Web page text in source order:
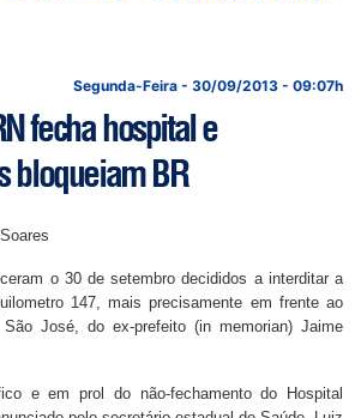
Segunda-Feira - 30/09/2013 - 09:07h
fecha hospital e
bloqueiam BR
o 30 de setembro decididos a interditar a
147, mais precisamente em frente ao
São José, do ex-prefeito (in memorian) Jaime
e em prol do não-fechamento do Hospital